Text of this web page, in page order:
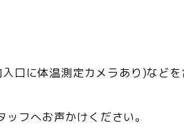
口に体温測定カメラあり)など
フへお声かけください。